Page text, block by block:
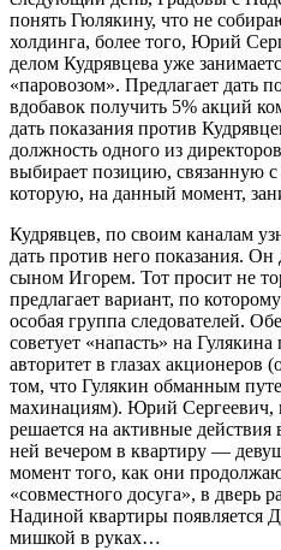
понять Гюлякину, что не
холдинга, более того, Юрий
делом Кудрявцева уже
«паровозом». Предлагает дать
вдобавок получить 5% акций
дать показания против
должность одного из
выбирает позицию, связанную
которую, на данный момент,
Кудрявцев, по своим каналам
дать против него показания.
сыном Игорем. Тот просит не
предлагает вариант, по
особая группа следователей.
советует «напасть» на
авторитет в глазах
том, что Гулякин обманным
махинациям). Юрий Сергеевич,
решается на активные действия
ней вечером в квартиру —
момент того, как они
«совместного досуга», в дверь
Надиной квартиры
мишкой в руках…